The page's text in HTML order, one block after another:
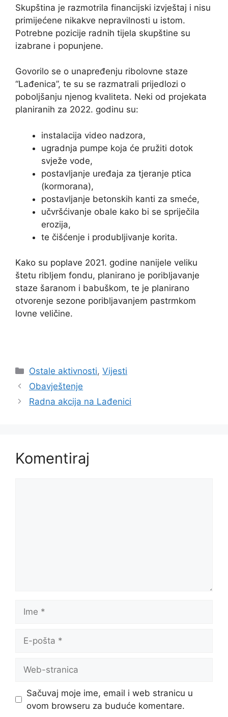
Skupština je razmotrila financijski izvještaj i nisu
primijećene nikakve nepravilnosti u istom.
Potrebne pozicije radnih tijela skupštine su
izabrane i popunjene.
Govorilo se o unapređenju ribolovne staze
“Lađenica”, te su se razmatrali prijedlozi o
poboljšanju njenog kvaliteta. Neki od projekata
planiranih za 2022. godinu su:
instalacija video nadzora,
ugradnja pumpe koja će pružiti dotok
svježe vode,
postavljanje uređaja za tjeranje ptica
(kormorana),
postavljanje betonskih kanti za smeće,
učvršćivanje obale kako bi se spriječila
erozija,
te čišćenje i produbljivanje korita.
Kako su poplave 2021. godine nanijele veliku
štetu ribljem fondu, planirano je poribljavanje
staze šaranom i babuškom, te je planirano
otvorenje sezone poribljavanjem pastrmkom
lovne veličine.
Ostale aktivnosti,Vijesti
Obavještenje
Radna akcija na Lađenici
Komentiraj
Sačuvaj moje ime, email i web stranicu u
ovom browseru za buduće komentare.